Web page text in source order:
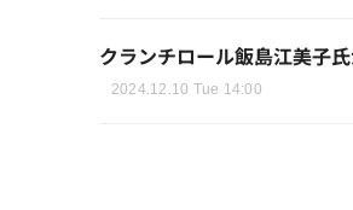
クランチロール飯島江美子
2024.12.10 Tue 14:00